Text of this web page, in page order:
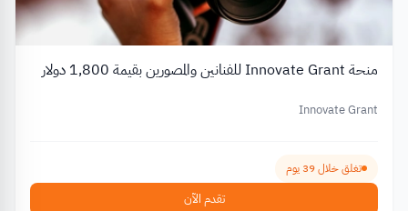
منحة Innovate Grant للفنانين والمصورين بقيمة 1,800 دولار
Innovate Grant
تغلق خلال 39 يوم
تقدم الآن